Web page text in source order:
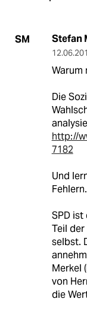
SM Stefan
Warum
Die
http://
7182
Und
Fehlern.
SPD ist
Teil der
selbst.
Merkel
von
die